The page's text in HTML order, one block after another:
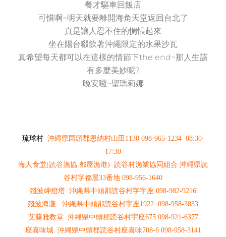
餐才驅車回飯店
可惜啊~明天就要離開海角天堂返回台北了
真是讓人忍不住的惆悵起來
坐在陽台啜飲著沖繩限定的水果沙瓦
真希望每天都可以在這樣的情節下the end~那人生該
有多麼美妙呢?
晚安囉~聖瑪莉娜
琉球村 沖縄県国頭郡恩納村山田1130 098-965-1234 08:30-
17:30
海人食堂(読谷漁協 都屋漁港) 読谷村漁業協同組合 沖縄県読
谷村字都屋33番地 098-956-1640
殘波岬燈塔 沖縄県中頭郡読谷村字宇座 098-982-9216
殘波海灘 沖縄県中頭郡読谷村宇座1922 098-958-3833
艾葵雅教堂 沖縄県中頭郡読谷村宇座675 098-921-6377
座喜味城 沖縄県中頭郡読谷村座喜味708-6 098-958-3141